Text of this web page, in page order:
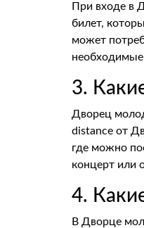
При входе в
билет,
может
3.
Дворец
distance от
где можно
концерт или
4.
В Дворце